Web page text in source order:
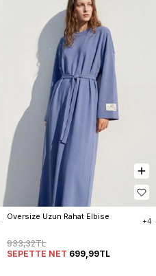
Oversize Uzun Rahat Elbise
+4
933,32TL
SEPETTE NET 699,99TL